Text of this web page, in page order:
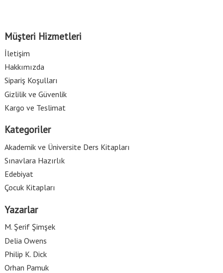
Müşteri Hizmetleri
İletişim
Hakkımızda
Sipariş Koşulları
Gizlilik ve Güvenlik
Kargo ve Teslimat
Kategoriler
Akademik ve Üniversite Ders Kitapları
Sınavlara Hazırlık
Edebiyat
Çocuk Kitapları
Yazarlar
M. Şerif Şimşek
Delia Owens
Philip K. Dick
Orhan Pamuk